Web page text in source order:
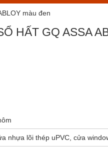
màu đen
HẤT GQ ASSA
nhựa lõi thép uPVC, cửa